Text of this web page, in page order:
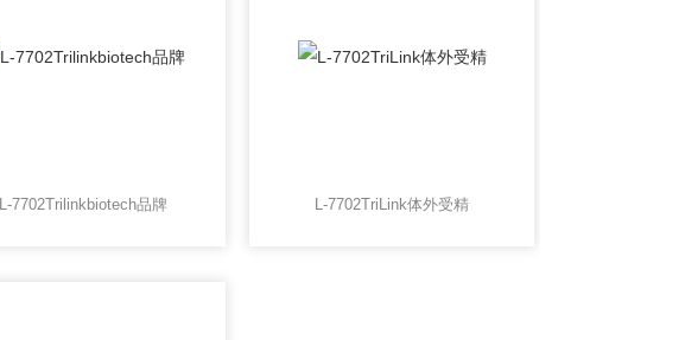
L-7702Trilinkbiotech品牌 L-7702TriLink体外受精